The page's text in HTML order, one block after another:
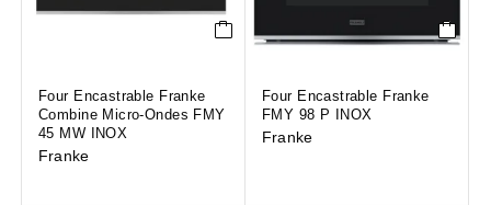
Four Encastrable Franke
Combine Micro-Ondes FMY
45 MW INOX
Franke
Four Encastrable Franke
FMY 98 P INOX
Franke